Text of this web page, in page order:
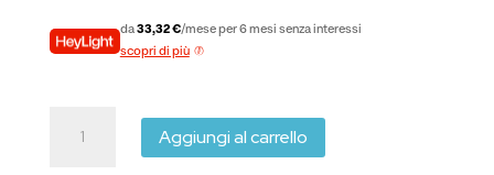
da33,32 €/mese per 6 mesi senza interessi
scopri di più
Aggiungi al carrello